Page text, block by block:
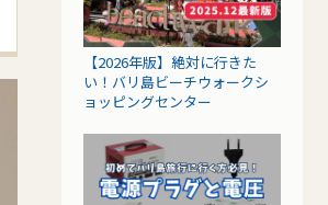
【2026年版】絶対に行きた
い！バリ島ビーチウォークシ
ョッピングセンター